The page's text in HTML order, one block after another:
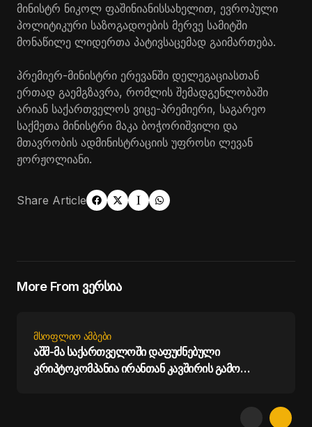
მინისტრ ნიკოლ ფაშინიანისსახელით, ევროპული
პოლიტიკური საზოგადოების მერვე სამიტში
მონაწილე ლიდერთა პატივსაცემად გაიმართება.
პრემიერ-მინისტრი ერევანში დელეგაციასთან
ერთად გაემგზავრა, რომლის შემადგენლობაში
არიან საქართველოს ვიცე-პრემიერი, საგარეო
საქმეთა მინისტრი მაკა ბოჭორიშვილი და
მთავრობის ადმინისტრაციის უფროსი ლევან
ჟორჟოლიანი.
Share Article
More From ვერსია
ᲛᲡᲝᲤᲚᲘᲝ ᲐᲛᲑᲔᲑᲘ
აშშ-მა საქართველოში დაფუძნებული
კრიპტოკომპანია ირანთან კავშირის გამო